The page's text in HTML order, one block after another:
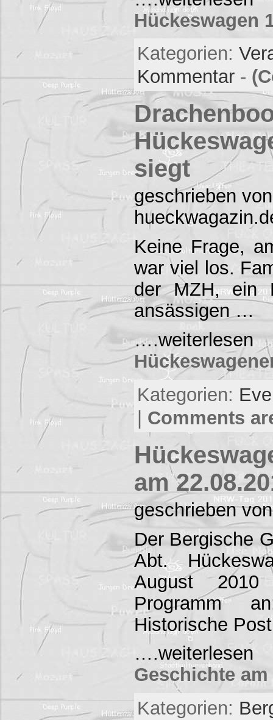
Hückeswagen
Kategorien:
Kommentar-
siegt
geschrieben
Keine Frage,
war viel los.
der MZH, ein
ansässigen …
Kategorien:
| Comments
am
geschrieben
Der Bergische
Abt.
August 2010
Programm
Historische
Geschichte am
Kategorien: